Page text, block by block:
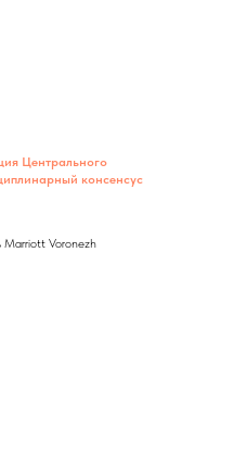
Центрального
консенсус
Marriott Voronezh